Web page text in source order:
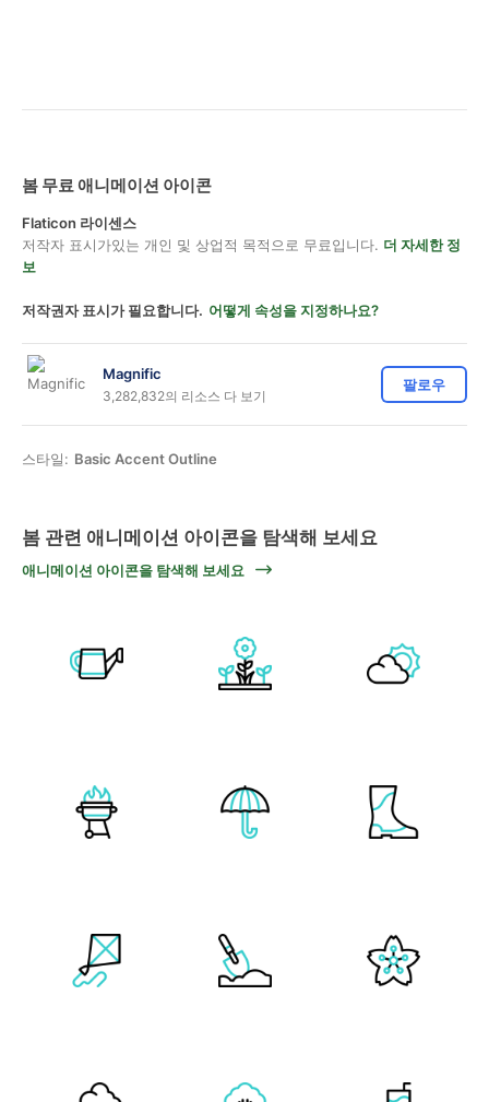
봄 무료 애니메이션 아이콘
Flaticon 라이센스
저작자 표시가있는 개인 및 상업적 목적으로 무료입니다. 더 자세한 정
보
저작권자 표시가 필요합니다. 어떻게 속성을 지정하나요?
Magnific
3,282,832의 리소스 다 보기
팔로우
스타일: Basic Accent Outline
봄 관련 애니메이션 아이콘을 탐색해 보세요
애니메이션 아이콘을 탐색해 보세요